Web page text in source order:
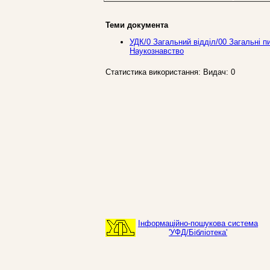
Теми документа
УДК/0 Загальний вiддiл/00 Загальнi
Наукознавство
Статистика використання: Видач: 0
Інформаційно-пошукова система
'УФД/Бібліотека'